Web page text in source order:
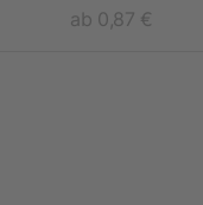
ab 0,87 €